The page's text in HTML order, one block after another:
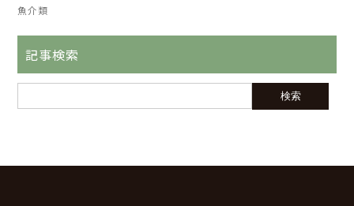
魚介類
記事検索